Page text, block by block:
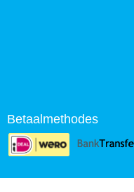
Betaalmethodes